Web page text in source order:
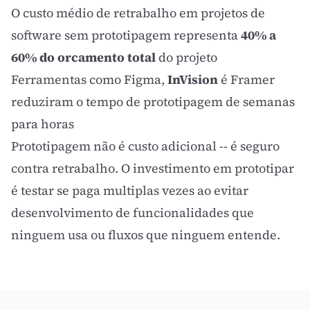
O custo médio de retrabalho em projetos de
software sem prototipagem representa40% a
60% do orcamento totaldo projeto
Ferramentas como Figma, InVisioné Framer
reduziram o tempo de prototipagem de semanas
para horas
Prototipagem não é custo adicional -- é seguro
contra retrabalho. O investimento em prototipar
é testar se paga multiplas vezes ao evitar
desenvolvimento de funcionalidades que
ninguem usa ou fluxos que ninguem entende.